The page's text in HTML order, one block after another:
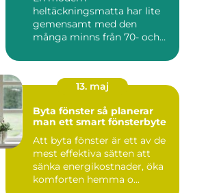
heltäckningsmatta har lite
gemensamt med den
många minns från 70- och
13. maj
Byta fönster så planerar
man ett smart fönsterbyte
Att byta fönster är ett av de
mest effektiva sätten att
sänka energikostnader, öka
komforten hemma o...